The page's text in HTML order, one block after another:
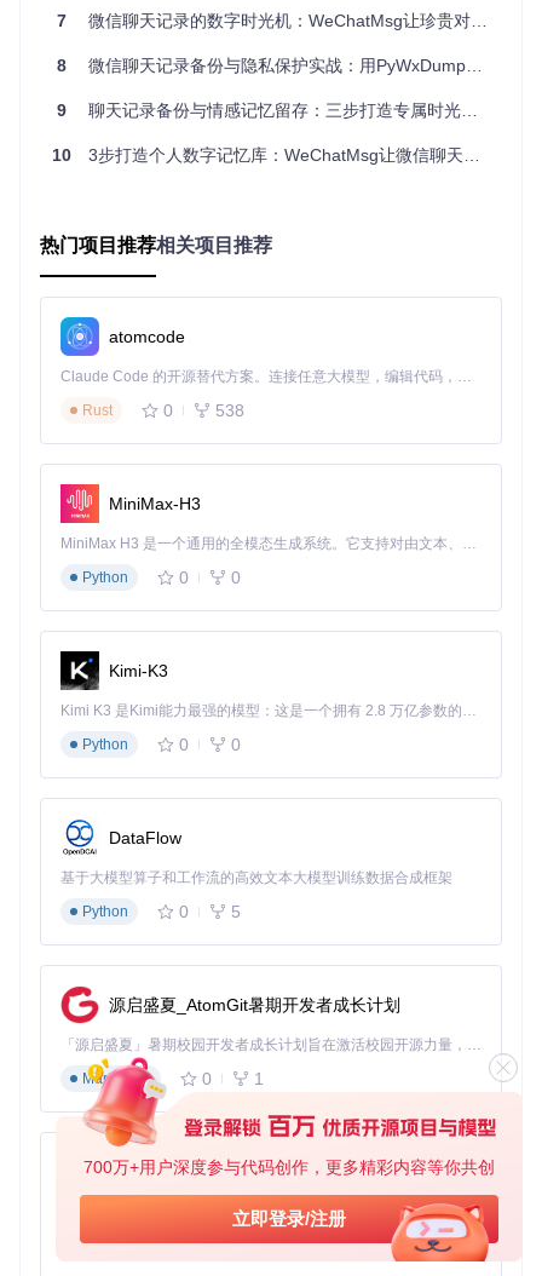
700万+用户深度参与代码创作，更多精彩内容等你共创
立即登录/注册
git clone https://gitcode.com/GitHub_Trending/we/
通过简单命令即可启动友好的图形界面：
轻松导出：个性化备份您的聊天记录
启动应用后，您将看到直观的操作界面，只需几个简单步骤即
可完成备份：
在左侧联系人列表中选择需要备份的聊天对象
在右侧面板设置导出参数：
时间范围选择：精确到年月日的记录筛选
保存路径：自定义存储位置，建议按联系人分类管理
点击"开始导出"按钮，等待进度条完成
导出完成后，您可以在指定路径找到生成的文件，轻松实现跨
设备查看和长期保存。
场景化价值：WeChatMsg如何改变您的数字生
工作效率倍增方案
想象一下，当您需要回顾与客户的沟通历史时，不再需要在微
析。
WeChatMsg让工作沟通记录从封闭的微信客户端中解放出
来，成为可分析、可检索的宝贵数据资产，帮助团队优化沟通
模式，提升协作效率。
个人记忆数字档案馆
与家人的温馨对话、与朋友的有趣调侃、重要的生活提醒……
这些珍贵的个人记忆值得被妥善保存。通过WeChatMsg将特
定时间段的聊天记录导出为精美的HTML格式，您可以创建个
人数字回忆录，随时回顾人生中的重要时刻。
特别建议为孩子成长记录、家庭重要事件建立专门的备份文件
7 微信聊天记录的数字时光机：WeChatMsg让珍贵对话永不褪色
8 微信聊天记录备份与隐私保护实战：用PyWxDump安全提取数据
9 聊天记录备份与情感记忆留存：三步打造专属时光胶囊
10 3步打造个人数字记忆库：WeChatMsg让微信聊天记录管理更简单
热门项目推荐相关项目推荐
atomcode
Claude Code 的开源替代方案。连接任意大模型，编辑代码，运行命令，自动验证 — 全自动执行。用 Rust 构建，极致性能。 ｜ An open-source alternative to Claude Code. Connect any LLM, edit code, run commands, and verify changes — autonomously. Built in Rust for speed. Get Started
Rust
0 538
MiniMax-H3
MiniMax H3 是一个通用的全模态生成系统。它支持对由文本、图像、视频和音频组成的多模态上下文进行统一理解，并能生成分辨率高达 2K、时长可达 15 秒的带原生立体声音频的视频。得益于面向任务泛化的系统设计，H3 在预训练阶段就已具备广泛的多模态上下文理解与生成能力，能够出色地执行复杂的多模态指令。
Python
0 0
Kimi-K3
Kimi K3 是Kimi能力最强的模型：这是一个拥有 2.8 万亿参数的混合专家（MoE）模型，具备原生视觉理解能力，并支持 100 万 token 的上下文窗口。
Python
0 0
DataFlow
基于大模型算子和工作流的高效文本大模型训练数据合成框架
Python
0 5
源启盛夏_AtomGit暑期开发者成长计划
「源启盛夏」暑期校园开发者成长计划旨在激活校园开源力量，通过积分激励、认证扶持、资源倾斜等形式，引导高校组织和开发者完成「入驻 — 建项目 — 做贡献 — 获认证 — 得资源」的完整闭环。无论你是想带领社团入驻平台的组织者，还是希望用代码贡献证明自己的开发者，都能在这里找到属于你的成长路径。
Markdown
0 1
py-xiaozhi
基于Python的Xiaozhi AI，适用于想要完整Xiaozhi体验而无需拥有专用硬件的用户。
Python
0 1